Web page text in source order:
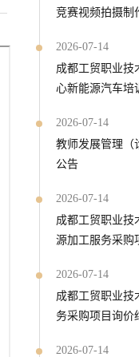
竞赛视频拍摄制
2026-07-14
成都工贸职业技
心新能源汽车培
2026-07-14
教师发展管理（
公告
2026-07-14
成都工贸职业技
源加工服务采购
2026-07-14
成都工贸职业技
务采购项目询价
2026-07-14